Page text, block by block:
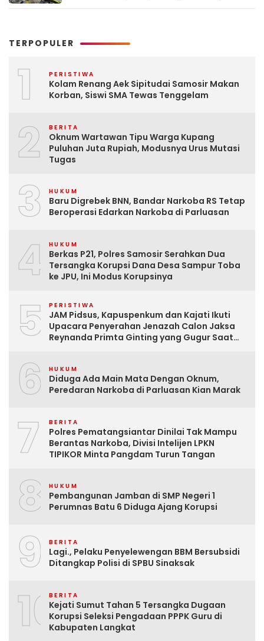
TERPOPULER
1 PERISTIWA
Kolam Renang Aek Sipitudai Samosir Makan
Korban, Siswi SMA Tewas Tenggelam
2 BERITA
Oknum Wartawan Tipu Warga Kupang
Puluhan Juta Rupiah, Modusnya Urus Mutasi
Tugas
3 HUKUM
Baru Digrebek BNN, Bandar Narkoba RS Tetap
Beroperasi Edarkan Narkoba di Parluasan
4 HUKUM
Berkas P21, Polres Samosir Serahkan Dua
Tersangka Korupsi Dana Desa Sampur Toba
ke JPU, Ini Modus Korupsinya
5 PERISTIWA
JAM Pidsus, Kapuspenkum dan Kajati Ikuti
Upacara Penyerahan Jenazah Calon Jaksa
Reynanda Primta Ginting yang Gugur Saat
6 HUKUM
Diduga Ada Main Mata Dengan Oknum,
Peredaran Narkoba di Parluasan Kian Marak
7 BERITA
Polres Pematangsiantar Dinilai Tak Mampu
Berantas Narkoba, Divisi Intelijen LPKN
TIPIKOR Minta Pangdam Turun Tangan
8 HUKUM
Pembangunan Jamban di SMP Negeri 1
Perumnas Batu 6 Diduga Ajang Korupsi
9 BERITA
Lagi., Pelaku Penyelewengan BBM Bersubsidi
Ditangkap Polisi di SPBU Sinaksak
10BERITA
Kejati Sumut Tahan 5 Tersangka Dugaan
Korupsi Seleksi Pengadaan PPPK Guru di
Kabupaten Langkat